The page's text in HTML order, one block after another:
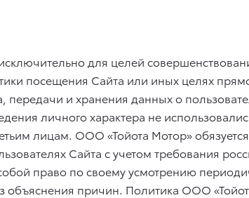
для целей
посещения Сайта или иных целях
и хранения данных о
личного характера не
лицам. ООО «Тойота Мотор» обязуется
Сайта с учетом требования
право по своему усмотрению
объяснения причин. Политика ООО